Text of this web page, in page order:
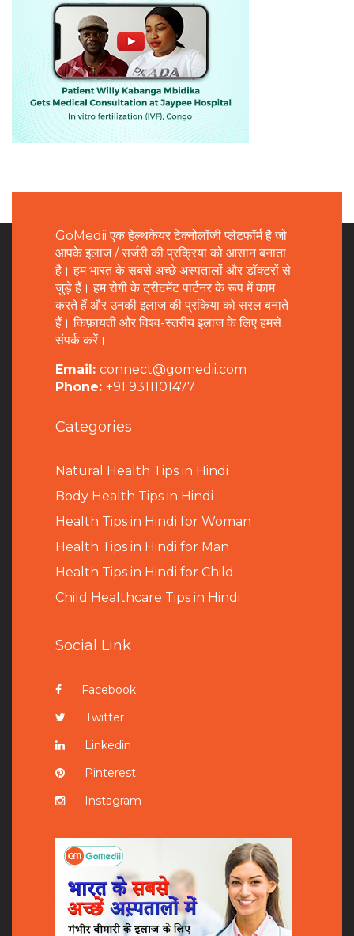
GoMedii एक हेल्थकेयर टेक्नोलॉजी प्लेटफॉर्म है जो
आपके इलाज / सर्जरी की प्रक्रिया को आसान बनाता
है। हम भारत के सबसे अच्छे अस्पतालों और डॉक्टरों से
जुड़े हैं। हम रोगी के ट्रीटमेंट पार्टनर के रूप में काम
करते हैं और उनकी इलाज की प्रकिया को सरल बनाते
हैं। किफ़ायती और विश्व-स्तरीय इलाज के लिए हमसे
संपर्क करें।
Email: connect@gomedii.com
Phone: +91 9311101477
Categories
Natural Health Tips in Hindi
Body Health Tips in Hindi
Health Tips in Hindi for Woman
Health Tips in Hindi for Man
Health Tips in Hindi for Child
Child Healthcare Tips in Hindi
Social Link
Facebook
Twitter
Linkedin
Pinterest
Instagram